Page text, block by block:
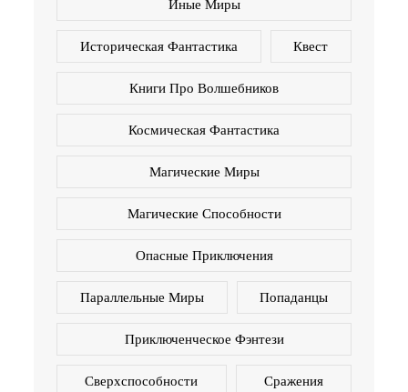
Иные Миры
Историческая Фантастика Квест
Книги Про Волшебников
Космическая Фантастика
Магические Миры
Магические Способности
Опасные Приключения
Параллельные Миры Попаданцы
Приключенческое Фэнтези
Сверхспособности Сражения